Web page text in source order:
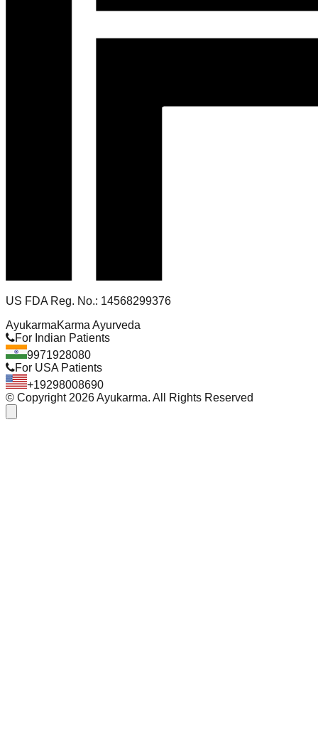
US FDA Reg. No.: 14568299376
AyukarmaKarma Ayurveda
For Indian Patients
9971928080
For USA Patients
+19298008690
© Copyright 2026Ayukarma. All Rights Reserved